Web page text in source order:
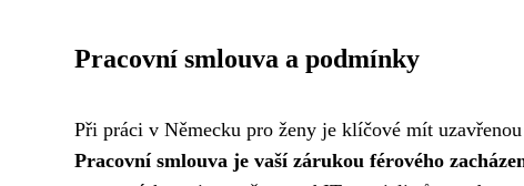
Pracovní smlouva a podmínky
Při práci v Německu pro ženy je klíčové mít
Pracovní smlouva je vaší zárukou férového